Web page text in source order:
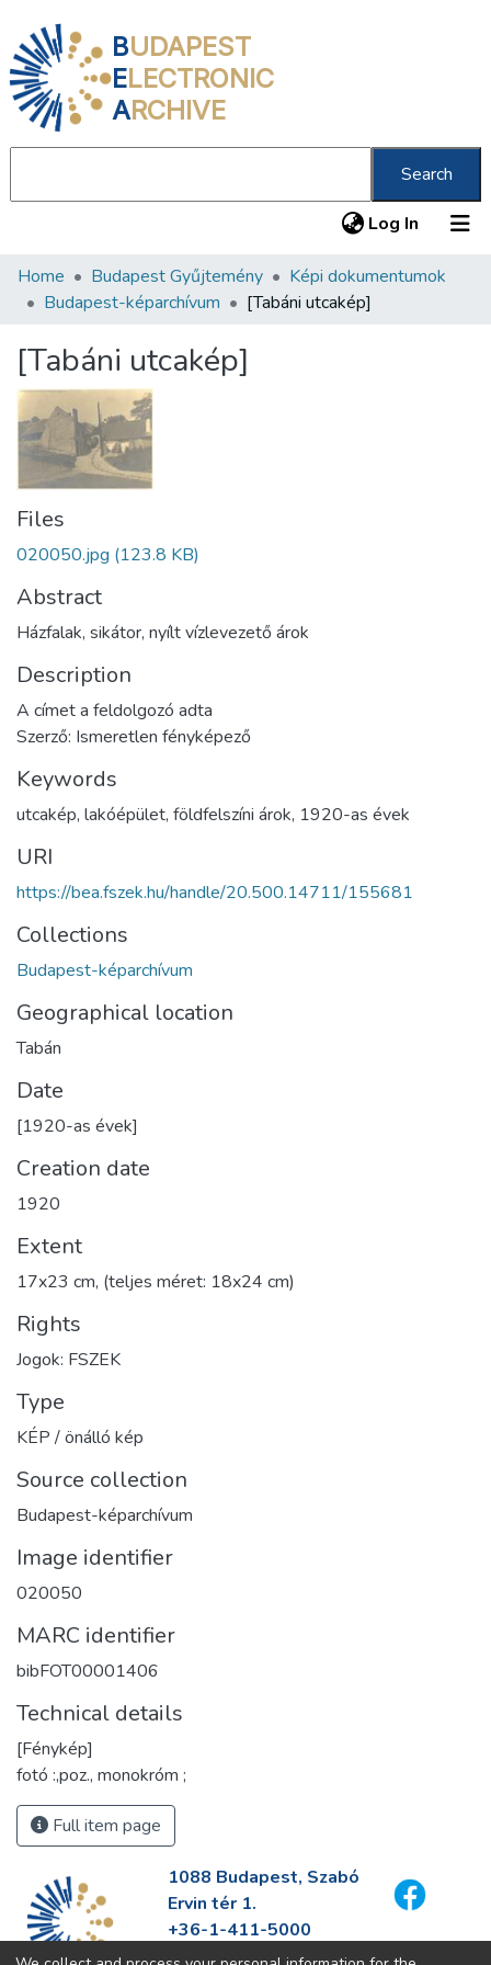
BUDAPEST
ELECTRONIC
ARCHIVE
Search
Log In (current)
Communities & Collections
Statistics
About us
Home Budapest Gyűjtemény
Képi dokumentumok
Budapest-képarchívum
[Tabáni utcakép]
[Tabáni utcakép]
Files
020050.jpg (123.8 KB)
Abstract
Házfalak, sikátor, nyílt vízlevezető árok
Description
A címet a feldolgozó adta
Szerző: Ismeretlen fényképező
Keywords
utcakép, lakóépület, földfelszíni árok, 1920-as évek
URI
https://bea.fszek.hu/handle/20.500.14711/155681
Collections
Budapest-képarchívum
Geographical location
Tabán
Date
[1920-as évek]
Creation date
1920
Extent
17x23 cm, (teljes méret: 18x24 cm)
Rights
Jogok: FSZEK
Type
KÉP / önálló kép
Source collection
Budapest-képarchívum
Image identifier
020050
MARC identifier
bibFOT00001406
Technical details
[Fénykép]
fotó :,poz., monokróm ;
Full item page
1088 Budapest, Szabó
Ervin tér 1.
+36-1-411-5000
info@fszek.hu